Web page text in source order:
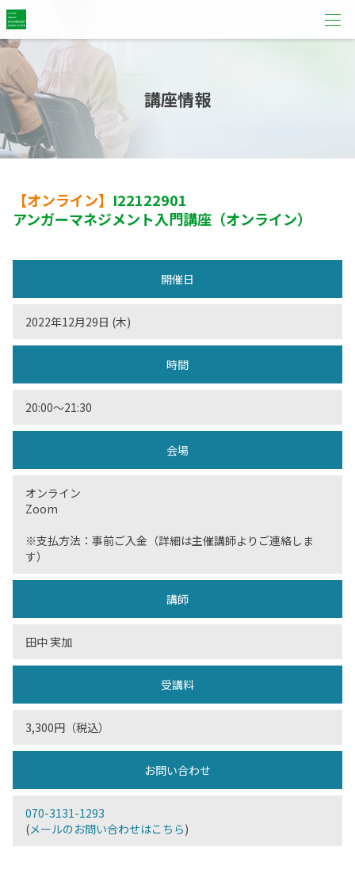
講座情報
【オンライン】 I22122901
アンガーマネジメント入門講座（オンライン）
開催日
2022年12月29日 (木)
時間
20:00〜21:30
会場
オンライン
Zoom
※支払方法：事前ご入金（詳細は主催講師よりご連絡しま
す）
講師
田中 実加
受講料
3,300円（税込）
お問い合わせ
070-3131-1293
(メールのお問い合わせはこちら)